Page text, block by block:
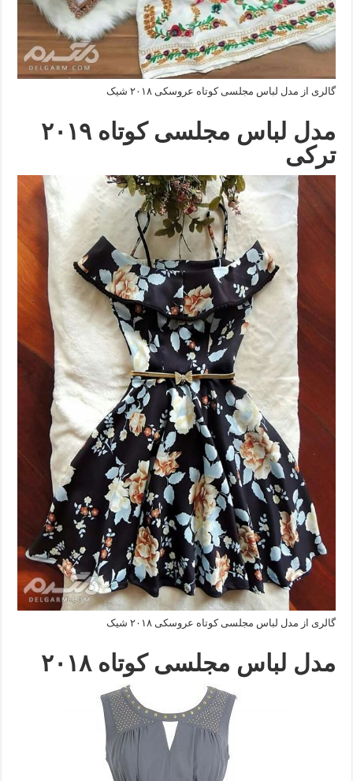
گالری از مدل لباس مجلسی کوتاه عروسکی ۲۰۱۸ شیک
مدل لباس مجلسی کوتاه ۲۰۱۹
ترکی
گالری از مدل لباس مجلسی کوتاه عروسکی ۲۰۱۸ شیک
مدل لباس مجلسی کوتاه ۲۰۱۸